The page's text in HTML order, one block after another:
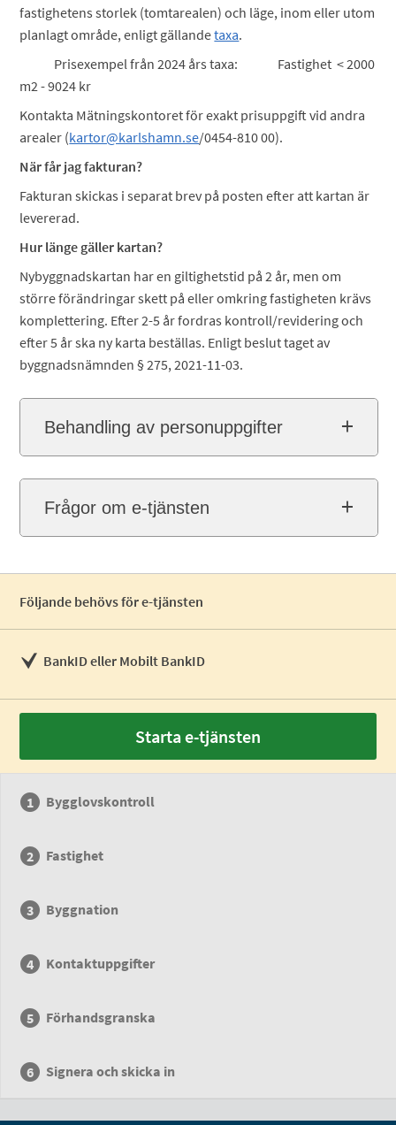
fastighetens storlek (tomtarealen) och läge, inom eller utom
planlagt område, enligt gällandetaxa.
Prisexempel från 2024 års taxa: Fastighet < 2000
m2 - 9024 kr
Kontakta Mätningskontoret för exakt prisuppgift vid andra
arealer (kartor@karlshamn.se/0454-810 00).
När får jag fakturan?
Fakturan skickas i separat brev på posten efter att kartan är
levererad.
Hur länge gäller kartan?
Nybyggnadskartan har en giltighetstid på 2 år, men om
större förändringar skett på eller omkring fastigheten krävs
komplettering. Efter 2-5 år fordras kontroll/revidering och
efter 5 år ska ny karta beställas. Enligt beslut taget av
byggnadsnämnden § 275, 2021-11-03.
Behandling av personuppgifter
Frågor om e-tjänsten
Följande behövs för e-tjänsten
BankID eller Mobilt BankID
Starta e-tjänsten
Bygglovskontroll
Fastighet
Byggnation
Kontaktuppgifter
Förhandsgranska
Signera och skicka in